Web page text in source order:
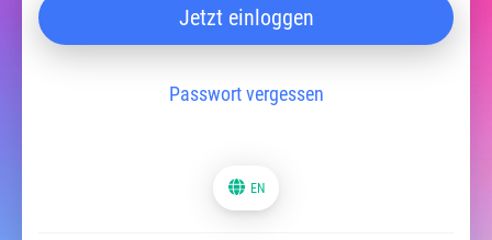
Jetzt einloggen
Passwort vergessen
EN